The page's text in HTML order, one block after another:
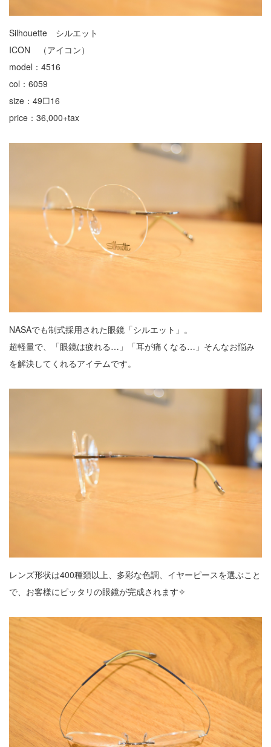
Silhouette シルエット
ICON （アイコン）
model：4516
col：6059
size：49☐16
price：36,000+tax
NASAでも制式採用された眼鏡「シルエット」。
超軽量で、「眼鏡は疲れる…」「耳が痛くなる…」そんなお悩み
を解決してくれるアイテムです。
レンズ形状は400種類以上、多彩な色調、イヤーピースを選ぶこと
で、お客様にピッタリの眼鏡が完成されます✧